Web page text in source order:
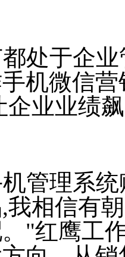
处于企业
机微信
企业业绩
管理系
我相信有
"红鹰工